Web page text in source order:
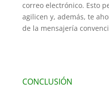
correo electrónico. Esto
agilicen y, además, te
de la mensajería
CONCLUSIÓN